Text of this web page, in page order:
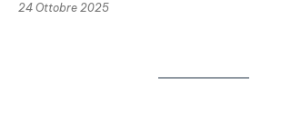
24 Ottobre 2025